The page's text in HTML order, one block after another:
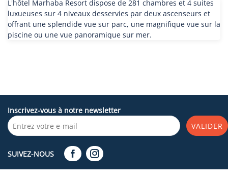
L'hôtel Marhaba Resort dispose de 281 chambres et 4 suites
luxueuses sur 4 niveaux desservies par deux ascenseurs et
offrant une splendide vue sur parc, une magnifique vue sur la
piscine ou une vue panoramique sur mer.
Inscrivez-vous à notre newsletter
VALIDER
SUIVEZ-NOUS